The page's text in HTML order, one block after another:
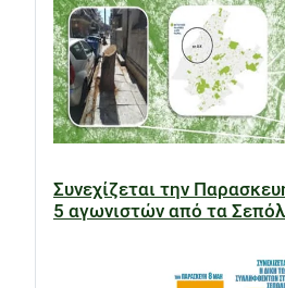
Συνεχίζεται την
5 αγωνιστών από τα